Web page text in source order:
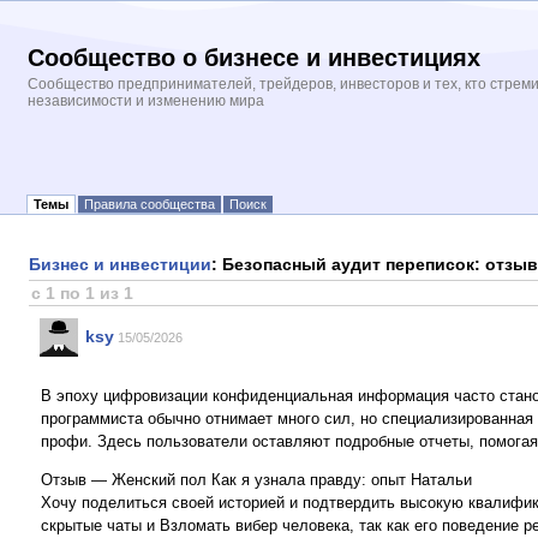
Сообщество о бизнесе и инвестициях
Сообщество предпринимателей, трейдеров, инвесторов и тех, кто
независимости и изменению мира
Темы Правила сообщества Поиск
Бизнес и инвестиции: Безопасный аудит переписок:
с 1 по 1 из 1
ksy 15/05/2026
В эпоху цифровизации конфиденциальная информация часто
программиста обычно отнимает много сил, но
профи. Здесь пользователи оставляют подробные отчеты,
Отзыв — Женский пол Как я узнала правду: опыт Натальи
Хочу поделиться своей историей и подтвердить высокую
скрытые чаты и Взломать вибер человека, так как его поведение